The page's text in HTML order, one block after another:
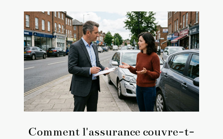
Comment l'assurance couvre-t-